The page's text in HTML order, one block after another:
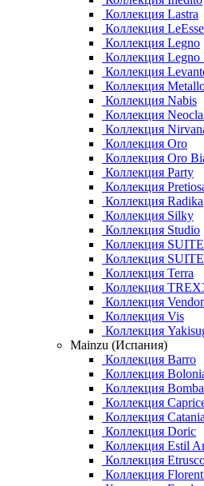
Коллекция Lastra
Коллекция
Коллекция Legno
Коллекция Legno
Коллекция
Коллекция
Коллекция Nabis
Коллекция
Коллекция
Коллекция Oro
Коллекция Oro
Коллекция Party
Коллекция
Коллекция Radika
Коллекция Silky
Коллекция Studio
Коллекция
Коллекция
Коллекция Terra
Коллекция
Коллекция
Коллекция Vis
Коллекция
Mainzu (Испания)
Коллекция Barro
Коллекция
Коллекция
Коллекция
Коллекция Catania
Коллекция Doric
Коллекция Estil
Коллекция
Коллекция